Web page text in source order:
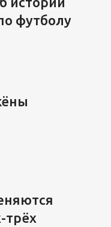
футболу
трёх